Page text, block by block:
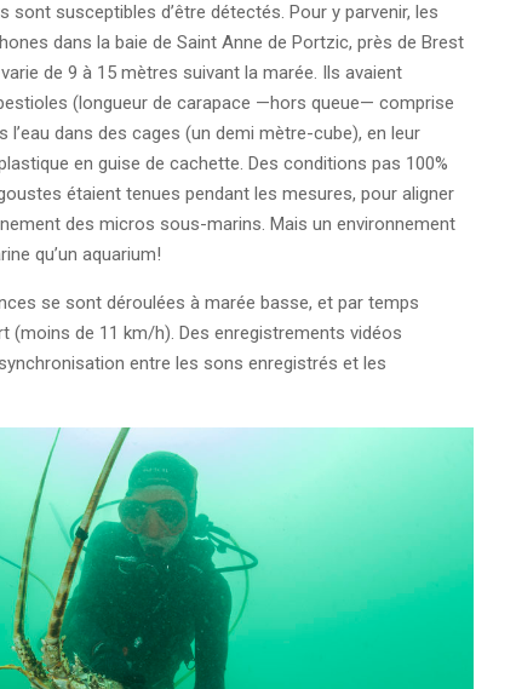
sont susceptibles d’être détectés. Pour y parvenir, les
dans la baie de Saint Anne de Portzic, près de Brest
de 9 à 15 mètres suivant la marée. Ils avaient
(longueur de carapace —hors queue— comprise
dans des cages (un demi mètre-cube), en leur
en guise de cachette. Des conditions pas 100%
étaient tenues pendant les mesures, pour aligner
des micros sous-marins. Mais un environnement
qu’un aquarium!
se sont déroulées à marée basse, et par temps
(moins de 11 km/h). Des enregistrements vidéos
entre les sons enregistrés et les